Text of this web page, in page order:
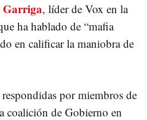
Garriga, líder de Vox en la
ha hablado de “mafia
en calificar la maniobra de
por miembros de
coalición de Gobierno en